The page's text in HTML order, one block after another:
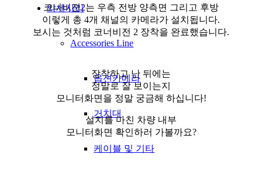
악세사리
Accessories Line
옵션카메라
거치대
케이블 및 기타
코너비전2는 우측 전방 양측면 그리고 후방
이렇게 총 4개 채널의 카메라가 설치됩니다.
보시는 것처럼 코너비전 2 장착을 완료했습니다.
장착하고 난 뒤에는
정말로 잘 보이는지
모니터화면을 정말 궁금해 하십니다!
설치를 마친 차량 내부
모니터화면 확인하러 가볼까요?